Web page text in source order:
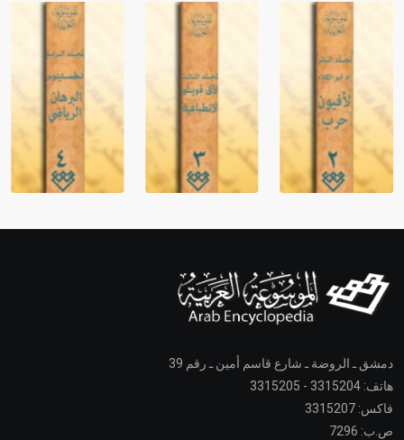
دمشق ـ الروضة ـ شارع قاسم أمين ـ رقم 39
هاتف: 3315204 - 3315205
فاكس: 3315207
ص.ب: 7296